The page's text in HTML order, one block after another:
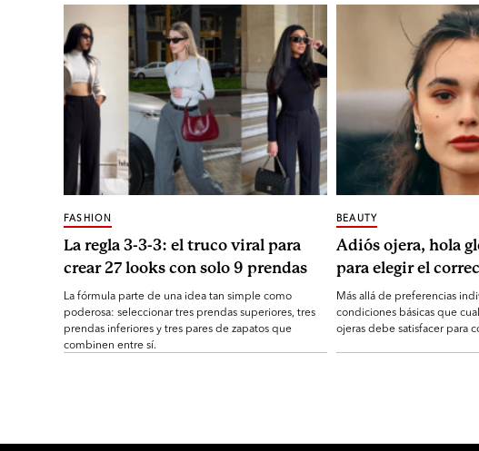
La regla 3-3-3: el truco viral para
crear 27 looks con solo 9 prendas
FASHION
La fórmula parte de una idea tan simple como
poderosa: seleccionar tres prendas superiores, tres
prendas inferiores y tres pares de zapatos que
combinen entre sí.
Adiós ojera, hola
para elegir el
BEAUTY
Más allá de preferencias
condiciones básicas que
ojeras debe satisfacer para